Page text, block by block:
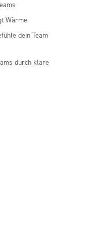
Wärme
dein Team
durch klare